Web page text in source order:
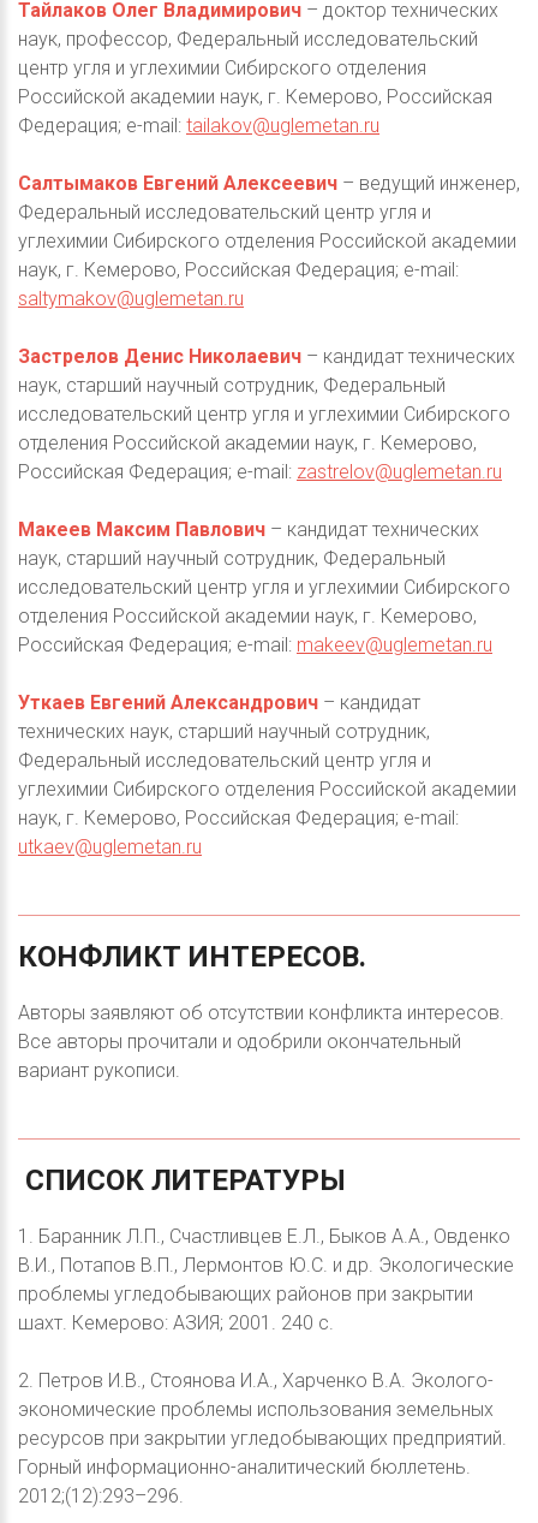
Тайлаков Олег Владимирович – доктор технических
наук, профессор, Федеральный исследовательский
центр угля и углехимии Сибирского отделения
Российской академии наук, г. Кемерово, Российская
Федерация; e-mail: tailakov@uglemetan.ru
Салтымаков Евгений Алексеевич – ведущий инженер,
Федеральный исследовательский центр угля и
углехимии Сибирского отделения Российской академии
наук, г. Кемерово, Российская Федерация; e-mail:
saltymakov@uglemetan.ru
Застрелов Денис Николаевич – кандидат технических
наук, старший научный сотрудник, Федеральный
исследовательский центр угля и углехимии Сибирского
отделения Российской академии наук, г. Кемерово,
Российская Федерация; e-mail: zastrelov@uglemetan.ru
Макеев Максим Павлович – кандидат технических
наук, старший научный сотрудник, Федеральный
исследовательский центр угля и углехимии Сибирского
отделения Российской академии наук, г. Кемерово,
Российская Федерация; e-mail: makeev@uglemetan.ru
Уткаев Евгений Александрович – кандидат
технических наук, старший научный сотрудник,
Федеральный исследовательский центр угля и
углехимии Сибирского отделения Российской академии
наук, г. Кемерово, Российская Федерация; e-mail:
utkaev@uglemetan.ru
КОНФЛИКТ ИНТЕРЕСОВ.
Авторы заявляют об отсутствии конфликта интересов.
Все авторы прочитали и одобрили окончательный
вариант рукописи.
СПИСОК ЛИТЕРАТУРЫ
1. Баранник Л.П., Счастливцев Е.Л., Быков А.А., Овденко
В.И., Потапов В.П., Лермонтов Ю.С. и др. Экологические
проблемы угледобывающих районов при закрытии
шахт. Кемерово: АЗИЯ; 2001. 240 с.
2. Петров И.В., Стоянова И.А., Харченко В.А. Эколого-
экономические проблемы использования земельных
ресурсов при закрытии угледобывающих предприятий.
Горный информационно-аналитический бюллетень.
2012;(12):293–296.